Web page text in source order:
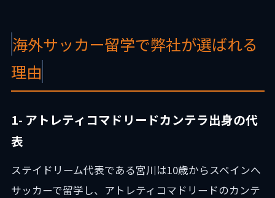
海外サッカー留学で弊社が選ばれる
理由
1- アトレティコマドリードカンテラ出身の代
表
ステイドリーム代表である宮川は10歳からスペインへ
サッカーで留学し、アトレティコマドリードのカンテ